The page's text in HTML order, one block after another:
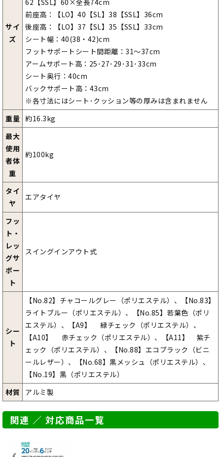
サイ
ズ
62【SSL】60×全長74cm
前座高：【LO】40【SL】38【SSL】36cm
後座高：【LO】37【SL】35【SSL】33cm
シート幅：40(38・42)cm
フットサポートシート間距離：31～37cm
アームサポート高：25･27･29･31･33cm
シート奥行：40cm
バックサポート高：43cm
※各寸法にはシート･クッション等の厚みは含まれません
重量 約16.3kg
最大
使用
者体
重
約100kg
タイ
ヤ
エアタイヤ
フッ
ト・
レッ
グサ
ポー
ト
スイングインアウト式
シー
ト
【No.82】チャコールグレー（ポリエステル）、【No.83】
ライトブルー（ポリエステル）、【No.85】若葉色（ポリ
エステル）、【A9】 緑チェック（ポリエステル）、
【A10】 赤チェック（ポリエステル）、【A11】 紫チ
ェック（ポリエステル）、【No.88】エコブラック（ビニ
ールレザー）、【No.68】黒メッシュ（ポリエステル）、
【No.19】黒（ポリエステル）
材質 アルミ製
関連 ／ 対応商品一覧